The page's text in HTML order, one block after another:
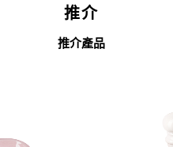
推介
推介產品